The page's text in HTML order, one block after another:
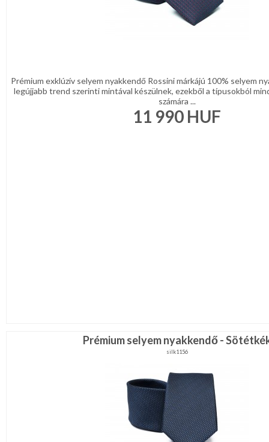
Prémium exklúzív selyem nyakkendő Rossini márkájú 100% selyem
legújjabb trend szerinti mintával készülnek, ezekből a típusokból
számára ...
11 990 HUF
Prémium selyem nyakkendő -
silk1156